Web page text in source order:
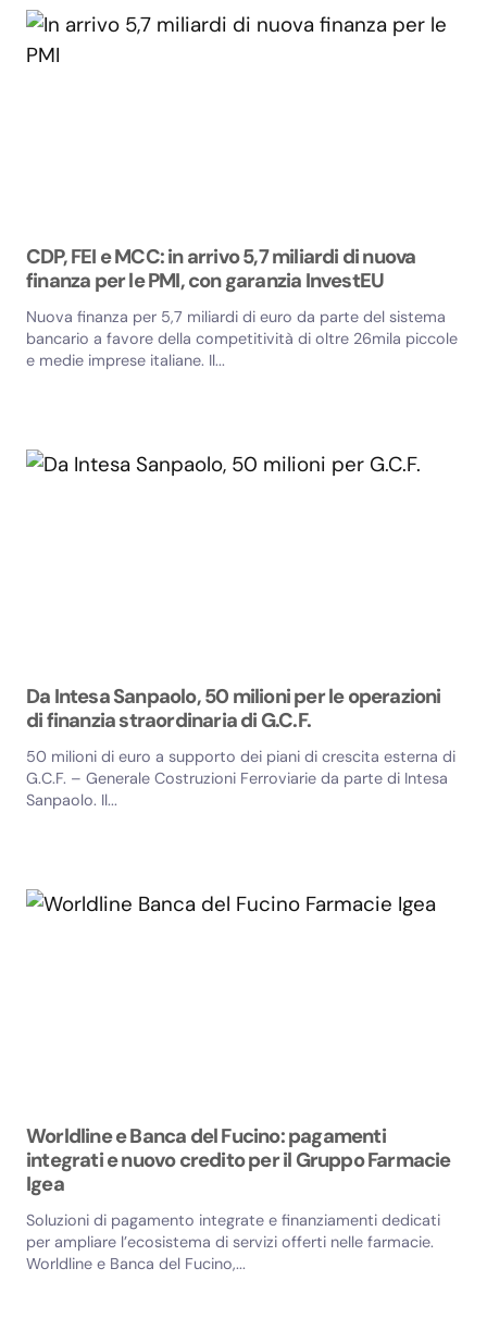
CDP, FEI e MCC: in arrivo 5,7 miliardi di nuova
finanza per le PMI, con garanzia InvestEU
Nuova finanza per 5,7 miliardi di euro da parte del sistema
bancario a favore della competitività di oltre 26mila piccole
e medie imprese italiane. Il...
Da Intesa Sanpaolo, 50 milioni per le operazioni
di finanzia straordinaria di G.C.F.
50 milioni di euro a supporto dei piani di crescita esterna di
G.C.F. – Generale Costruzioni Ferroviarie da parte di Intesa
Sanpaolo. Il...
Worldline e Banca del Fucino: pagamenti
integrati e nuovo credito per il Gruppo Farmacie
Igea
Soluzioni di pagamento integrate e finanziamenti dedicati
per ampliare l’ecosistema di servizi offerti nelle farmacie.
Worldline e Banca del Fucino,...